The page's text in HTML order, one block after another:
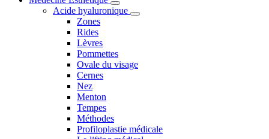
Acide hyaluronique
Zones
Rides
Lèvres
Pommettes
Ovale du visage
Cernes
Nez
Menton
Tempes
Méthodes
Profiloplastie médicale